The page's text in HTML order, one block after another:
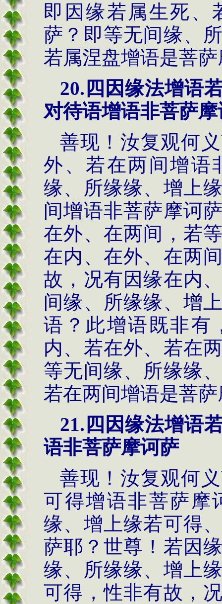
即因缘若属生死、
萨？即等无间缘、
若属涅盘增语是菩
20. 四因缘法增语
对待语增语非菩萨
善现！汝复观何
外、若在两间增语
缘、所缘缘、增上
间增语非菩萨摩诃
在外、在两间，若
在内、在外、在两
故，况有因缘在内
间缘、所缘缘、增
语？此增语既非有
内、若在外、若在
等无间缘、所缘缘
若在两间增语是菩
21. 四因缘法增语
语非菩萨摩诃萨
善现！汝复观何
可得增语非菩萨摩
缘、增上缘若可得
萨耶？世尊！若因
缘、所缘缘、增上
可得，性非有故，